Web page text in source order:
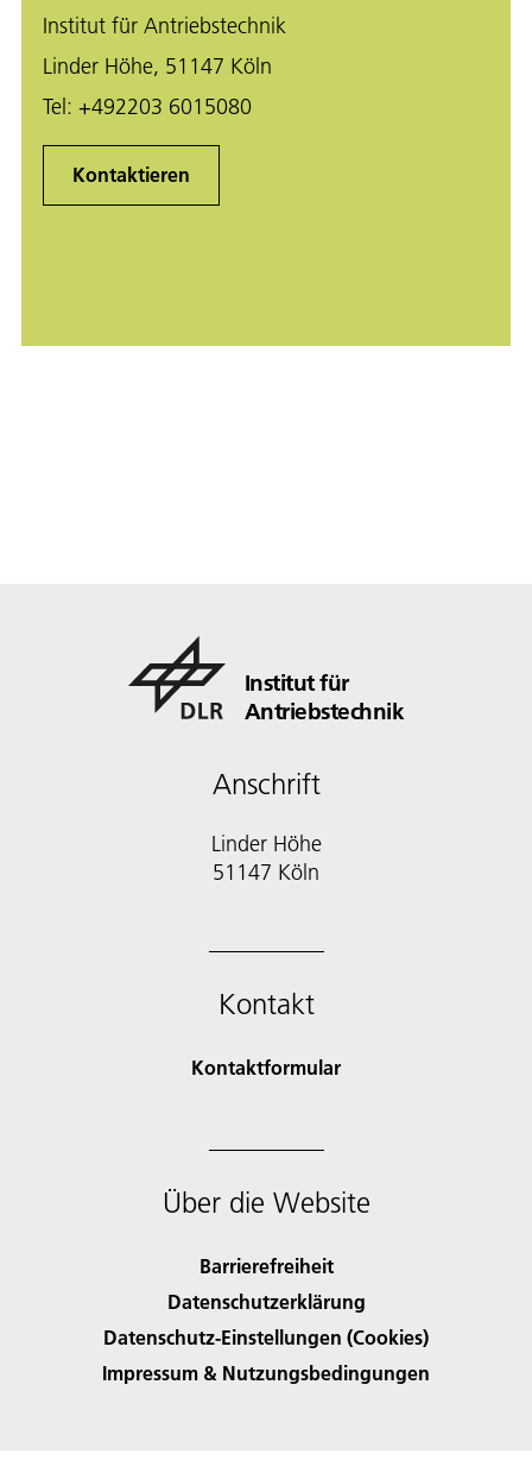
Institut für Antriebstechnik
Linder Höhe, 51147 Köln
Tel: +492203 6015080
Kontaktieren
Institut für
Antriebstechnik
Anschrift
Linder Höhe
51147 Köln
Kontakt
Kontaktformular
Über die Website
Barrierefreiheit
Datenschutzerklärung
Datenschutz-Einstellungen (Cookies)
Impressum & Nutzungsbedingungen